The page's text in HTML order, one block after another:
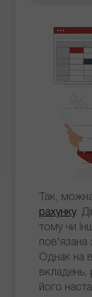
Так,
рахунку.
тому чи
пов'язана
Однак на
вкладень,
його